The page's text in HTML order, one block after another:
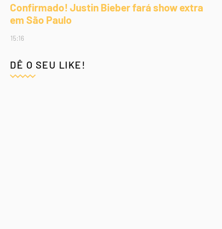
Confirmado! Justin Bieber fará show extra
em São Paulo
15:16
DÊ O SEU LIKE!